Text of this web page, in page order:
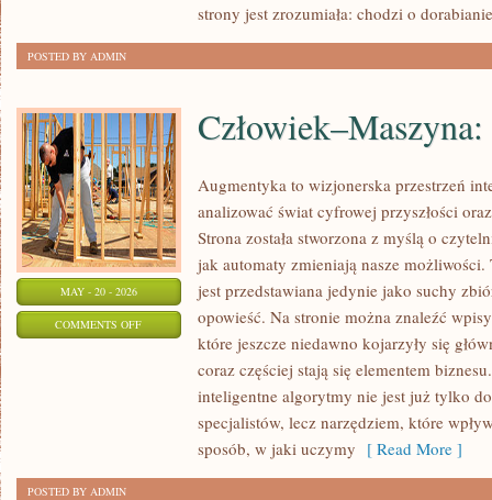
strony jest zrozumiała: chodzi o dorabianie
POSTED BY ADMIN
MAY - 20 - 2026
COMMENTS OFFON
CZŁOWIEK–
MASZYNA:
SYMBIOZA
Augmentyka to wizjonerska przestrzeń
analizować świat cyfrowej przyszłości
Strona została stworzona z myślą o
jak automaty zmieniają nasze
jest przedstawiana jedynie jako suchy
opowieść. Na stronie można znaleźć
które jeszcze niedawno kojarzyły się
coraz częściej stają się elementem
inteligentne algorytmy nie jest już tylko
specjalistów, lecz narzędziem, które
sposób, w jaki uczymy [ Read More ]
POSTED BY ADMIN